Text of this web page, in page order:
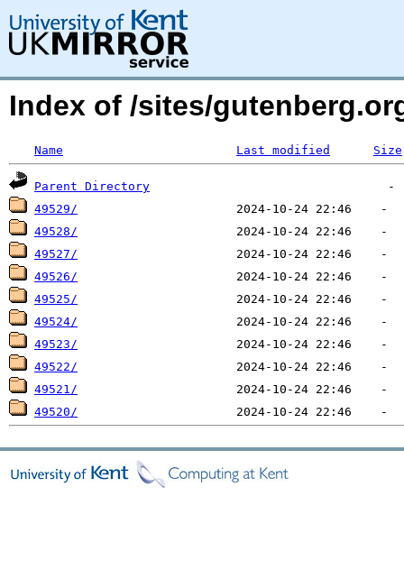
Index of /sites/
Name Last modified Size
Parent Directory
49529/
49528/
49527/
49526/
49525/
49524/
49523/
49522/
49521/
49520/